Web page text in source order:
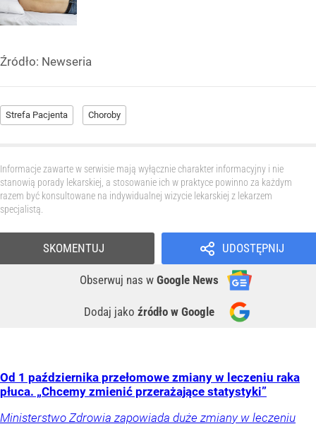
Źródło: Newseria
Strefa Pacjenta Choroby
Informacje zawarte w serwisie mają wyłącznie charakter informacyjny i nie
stanowią porady lekarskiej, a stosowanie ich w praktyce powinno za każdym
razem być konsultowane na indywidualnej wizycie lekarskiej z lekarzem
specjalistą.
UDOSTĘPNIJ
Obserwuj nas w Google News
Dodaj jako źródło w Google
SKOMENTUJ
Od 1 października przełomowe zmiany w leczeniu raka
płuca. „Chcemy zmienić przerażające statystyki”
Ministerstwo Zdrowia zapowiada duże zmiany w leczeniu